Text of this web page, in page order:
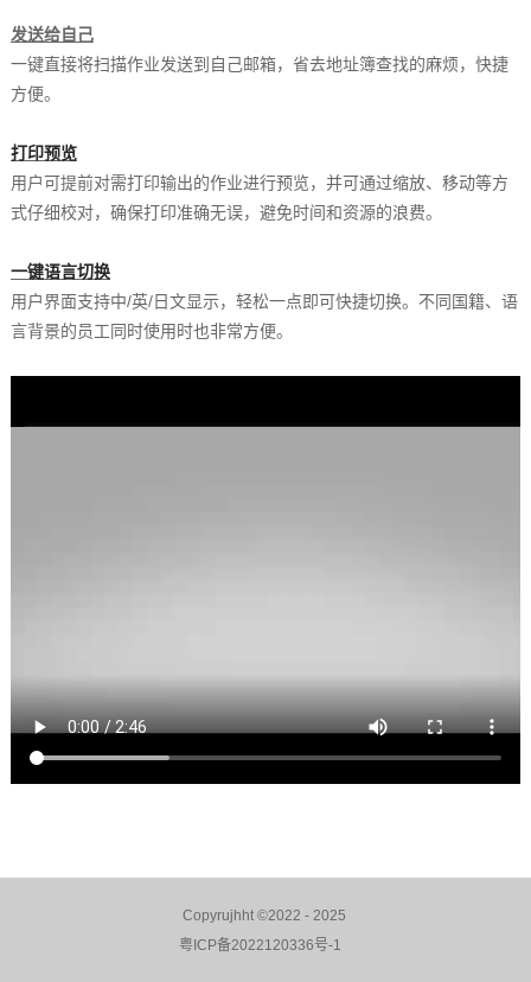
发送给自己
一键直接将扫描作业发送到自己邮箱，省去地址簿查找的麻烦，快捷
方便。
打印预览
用户可提前对需打印输出的作业进行预览，并可通过缩放、移动等方
式仔细校对，确保打印准确无误，避免时间和资源的浪费。
一键语言切换
用户界面支持中/英/日文显示，轻松一点即可快捷切换。不同国籍、语
言背景的员工同时使用时也非常方便。
Copyrujhht ©2022 - 2025
粤ICP备2022120336号-1